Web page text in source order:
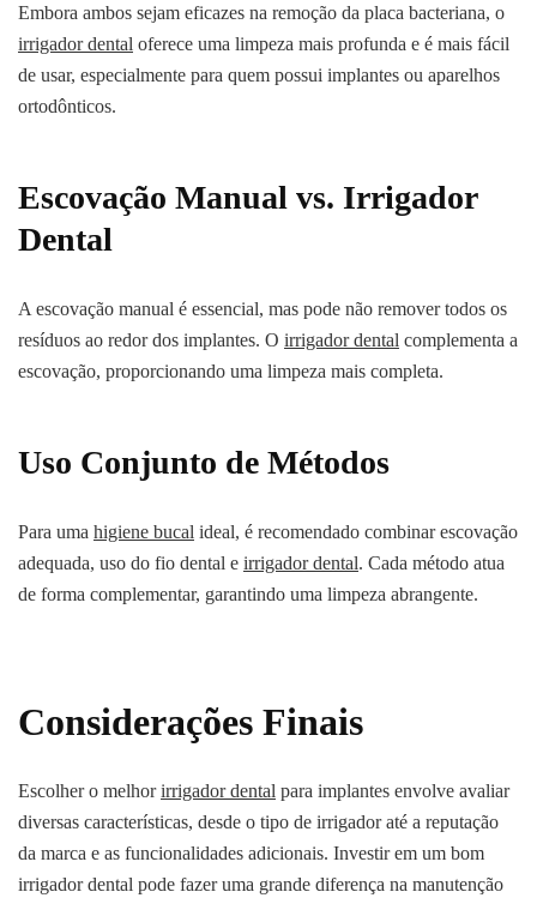
Embora ambos sejam eficazes na remoção da placa bacteriana, o
irrigador dental oferece uma limpeza mais profunda e é mais fácil
de usar, especialmente para quem possui implantes ou aparelhos
ortodônticos.
Escovação Manual vs. Irrigador
Dental
A escovação manual é essencial, mas pode não remover todos os
resíduos ao redor dos implantes. O irrigador dental complementa a
escovação, proporcionando uma limpeza mais completa.
Uso Conjunto de Métodos
Para uma higiene bucal ideal, é recomendado combinar escovação
adequada, uso do fio dental e irrigador dental. Cada método atua
de forma complementar, garantindo uma limpeza abrangente.
Considerações Finais
Escolher o melhorirrigador dental para implantes envolve avaliar
diversas características, desde o tipo de irrigador até a reputação
da marca e as funcionalidades adicionais. Investir em um bom
irrigador dental pode fazer uma grande diferença na manutenção